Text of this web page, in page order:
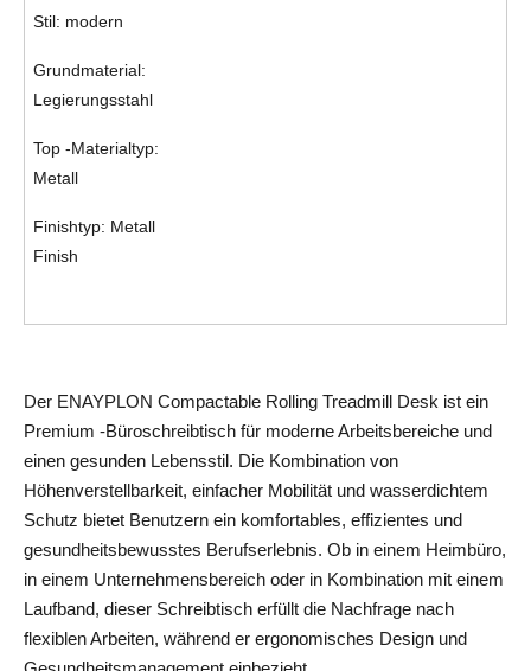
Stil: modern
Grundmaterial:
Legierungsstahl
Top -Materialtyp:
Metall
Finishtyp: Metall
Finish
Der ENAYPLON Compactable Rolling Treadmill Desk ist ein
Premium -Büroschreibtisch für moderne Arbeitsbereiche und
einen gesunden Lebensstil. Die Kombination von
Höhenverstellbarkeit, einfacher Mobilität und wasserdichtem
Schutz bietet Benutzern ein komfortables, effizientes und
gesundheitsbewusstes Berufserlebnis. Ob in einem Heimbüro,
in einem Unternehmensbereich oder in Kombination mit einem
Laufband, dieser Schreibtisch erfüllt die Nachfrage nach
flexiblen Arbeiten, während er ergonomisches Design und